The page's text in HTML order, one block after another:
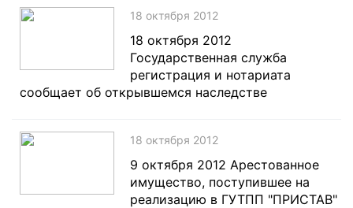
18 октября 2012
18 октября 2012
Государственная служба
регистрация и нотариата
сообщает об открывшемся наследстве
18 октября 2012
9 октября 2012 Арестованное
имущество, поступившее на
реализацию в ГУТПП "ПРИСТАВ"